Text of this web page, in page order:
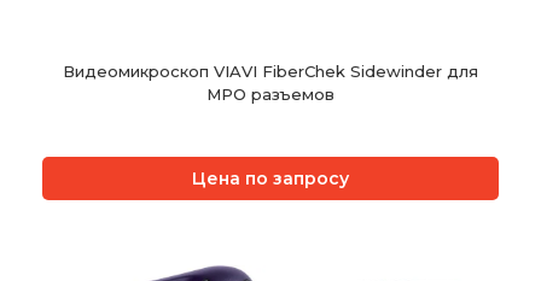
Видеомикроскоп VIAVI FiberChek Sidewinder для
МРО разъемов
Цена по запросу